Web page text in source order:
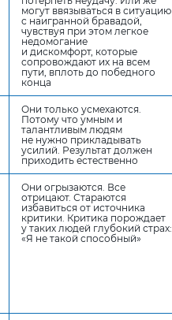
могут ввязываться в ситуацию
с наигранной бравадой,
чувствуя при этом легкое
недомогание
и дискомфорт, которые
сопровождают их на всем
пути, вплоть до победного
конца
Они только усмехаются.
Потому что умным и
талантливым людям
не нужно прикладывать
усилий. Результат должен
приходить естественно
Они огрызаются. Все
отрицают. Стараются
избавиться от источника
критики. Критика порождает
у таких людей глубокий страх:
«Я не такой способный»